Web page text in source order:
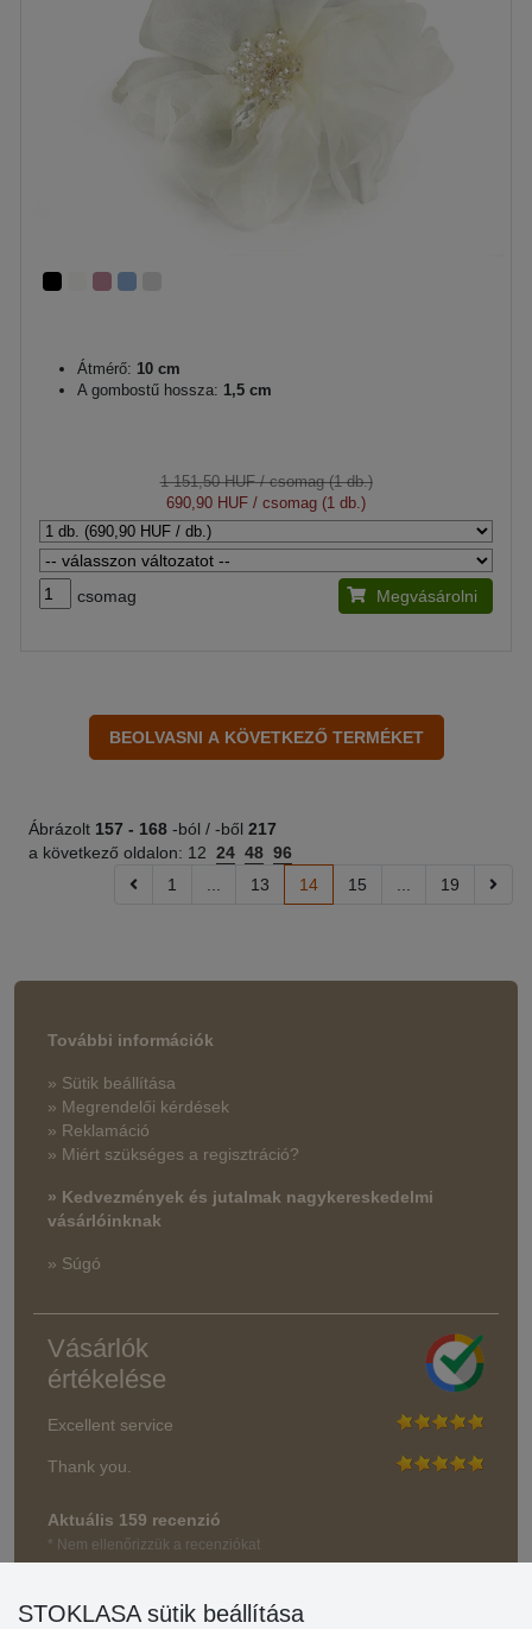
Átmérő: 10 cm
A gombostű hossza: 1,5 cm
1 151,50 HUF/ csomag (1 db.)
690,90 HUF / csomag (1 db.)
csomag Megvásárolni
Ábrázolt 157 - 168 -ból / -ből 217
a következő oldalon: 12 24 48 96
1
13 14 15 19
További információk
» Sütik beállítása
» Megrendelői kérdések
» Reklamáció
» Miért szükséges a regisztráció?
» Kedvezmények és jutalmak nagykereskedelmi
vásárlóinknak
» Súgó
Vásárlók
értékelése
Excellent service
Thank you.
Aktuális 159 recenzió
* Nem ellenőrizzük a recenziókat
STOKLASA sütik beállítása